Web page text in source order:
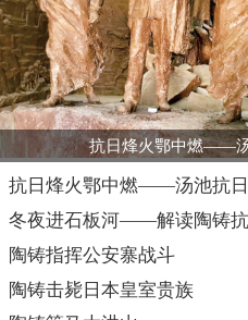
抗日烽火鄂中燃——
抗日烽火鄂中燃——汤池抗
冬夜进石板河——解读陶铸
陶铸指挥公安寨战斗
陶铸击毙日本皇室贵族